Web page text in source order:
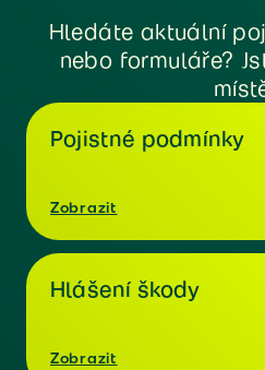
Hledáte aktuální
nebo formuláře?
Pojistné podmínky
Zobrazit
Hlášení škody
Zobrazit